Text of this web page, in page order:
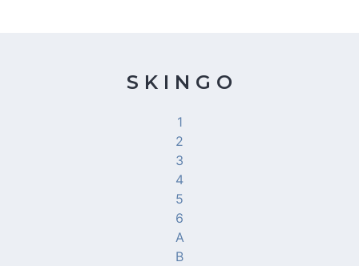
S K I N G O
1
2
3
4
5
6
A
B